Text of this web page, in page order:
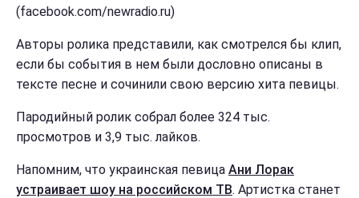
(facebook.com/newradio.ru)
Авторы ролика представили, как смотрелся бы клип,
если бы события в нем были дословно описаны в
тексте песне и сочинили свою версию хита певицы.
Пародийный ролик собрал более 324 тыс.
просмотров и 3,9 тыс. лайков.
Напомним, что украинская певица Ани Лорак
устраивает шоу на российском ТВ. Артистка станет